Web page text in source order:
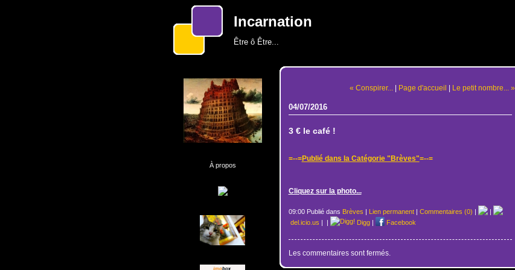
Incarnation
Être ô Être...
À propos
« Conspirer... | Page d'accueil | Le petit nombre... »
04/07/2016
3 € le café !
=--=Publié dans la Catégorie "Brèves"=--=
Cliquez sur la photo...
09:00 Publié dans Brèves | Lien permanent| Commentaires (0) |
|
del.icio.us | | Digg| Facebook
Les commentaires sont fermés.